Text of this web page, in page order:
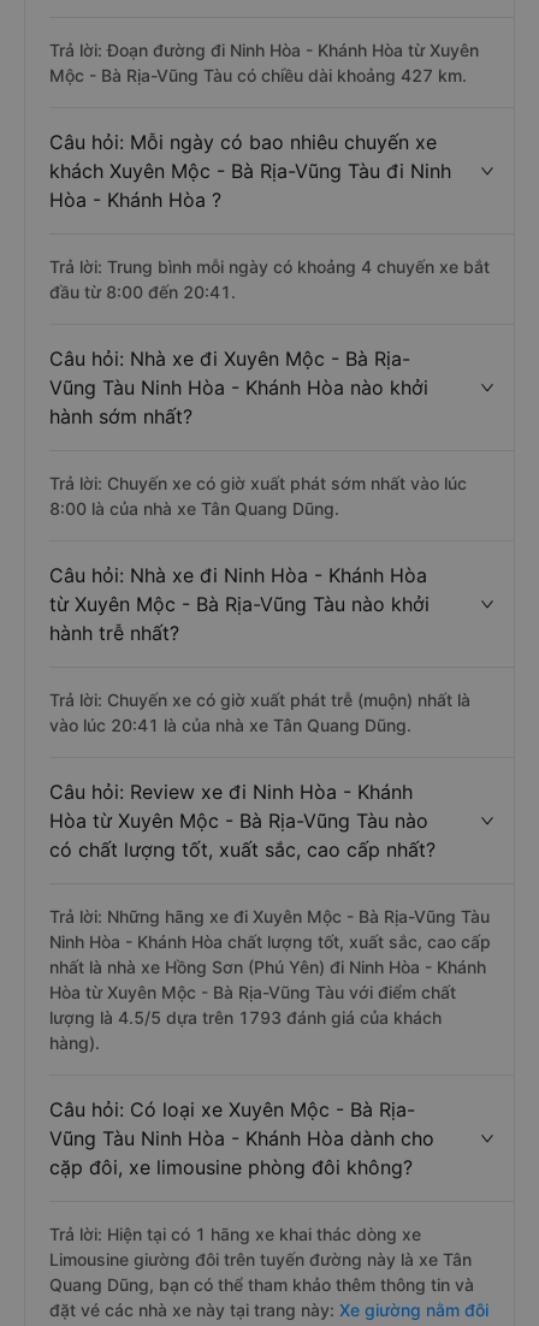
Trả lời: Đoạn đường đi Ninh Hòa - Khánh Hòa từ Xuyên
Mộc - Bà Rịa-Vũng Tàu có chiều dài khoảng 427 km.
Câu hỏi: Mỗi ngày có bao nhiêu chuyến xe
khách Xuyên Mộc - Bà Rịa-Vũng Tàu đi Ninh
Hòa - Khánh Hòa ?
Trả lời: Trung bình mỗi ngày có khoảng 4 chuyến xe bắt
đầu từ 8:00 đến 20:41.
Câu hỏi: Nhà xe đi Xuyên Mộc - Bà Rịa-
Vũng Tàu Ninh Hòa - Khánh Hòa nào khởi
hành sớm nhất?
Trả lời: Chuyến xe có giờ xuất phát sớm nhất vào lúc
8:00 là của nhà xe Tân Quang Dũng.
Câu hỏi: Nhà xe đi Ninh Hòa - Khánh Hòa
từ Xuyên Mộc - Bà Rịa-Vũng Tàu nào khởi
hành trễ nhất?
Trả lời: Chuyến xe có giờ xuất phát trễ (muộn) nhất là
vào lúc 20:41 là của nhà xe Tân Quang Dũng.
Câu hỏi: Review xe đi Ninh Hòa - Khánh
Hòa từ Xuyên Mộc - Bà Rịa-Vũng Tàu nào
có chất lượng tốt, xuất sắc, cao cấp nhất?
Trả lời: Những hãng xe đi Xuyên Mộc - Bà Rịa-Vũng Tàu
Ninh Hòa - Khánh Hòa chất lượng tốt, xuất sắc, cao cấp
nhất là nhà xe Hồng Sơn (Phú Yên) đi Ninh Hòa - Khánh
Hòa từ Xuyên Mộc - Bà Rịa-Vũng Tàu với điểm chất
lượng là 4.5/5 dựa trên 1793 đánh giá của khách
hàng).
Câu hỏi: Có loại xe Xuyên Mộc - Bà Rịa-
Vũng Tàu Ninh Hòa - Khánh Hòa dành cho
cặp đôi, xe limousine phòng đôi không?
Trả lời: Hiện tại có 1 hãng xe khai thác dòng xe
Limousine giường đôi trên tuyến đường này là xe Tân
Quang Dũng, bạn có thể tham khảo thêm thông tin và
đặt vé các nhà xe này tại trang này: Xe giường nằm đôi